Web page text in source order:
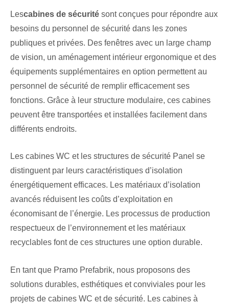
Lescabines de sécurité sont conçues pour répondre aux
besoins du personnel de sécurité dans les zones
publiques et privées. Des fenêtres avec un large champ
de vision, un aménagement intérieur ergonomique et des
équipements supplémentaires en option permettent au
personnel de sécurité de remplir efficacement ses
fonctions. Grâce à leur structure modulaire, ces cabines
peuvent être transportées et installées facilement dans
différents endroits.
Les cabines WC et les structures de sécurité Panel se
distinguent par leurs caractéristiques d’isolation
énergétiquement efficaces. Les matériaux d’isolation
avancés réduisent les coûts d’exploitation en
économisant de l’énergie. Les processus de production
respectueux de l’environnement et les matériaux
recyclables font de ces structures une option durable.
En tant que Pramo Prefabrik, nous proposons des
solutions durables, esthétiques et conviviales pour les
projets de cabines WC et de sécurité. Les cabines à